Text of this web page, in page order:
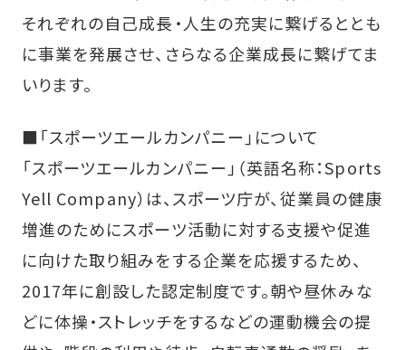
それぞれの自己成長・人生の充実に繋げるととも
に事業を発展させ、さらなる企業成長に繋げてま
いります。
■「スポーツエールカンパニー」について
「スポーツエールカンパニー」（英語名称：Sports
Yell Company）は、スポーツ庁が、従業員の健康
増進のためにスポーツ活動に対する支援や促進
に向けた取り組みをする企業を応援するため、
2017年に創設した認定制度です。朝や昼休みな
どに体操・ストレッチをするなどの運動機会の提